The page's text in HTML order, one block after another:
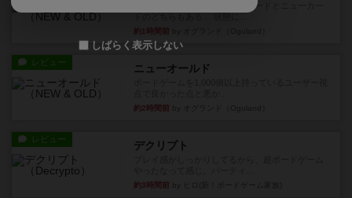
ゲーム終了時に、「オールドカードとニューカー
約1時間前
レビュー ニューオールド
約2時間前
レビュー デクリプト
約3時間前
しばらく表示しない